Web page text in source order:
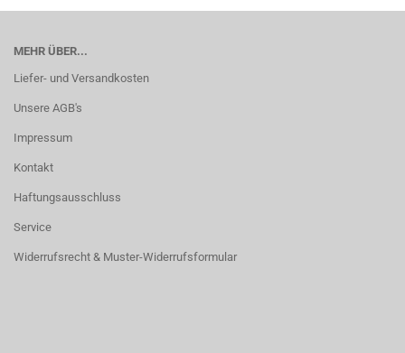
MEHR ÜBER...
Liefer- und Versandkosten
Unsere AGB's
Impressum
Kontakt
Haftungsausschluss
Service
Widerrufsrecht & Muster-Widerrufsformular